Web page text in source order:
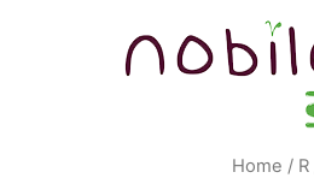
Home / R